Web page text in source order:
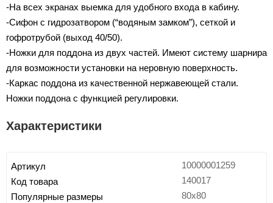
-На всех экранах выемка для удобного входа в кабину.
-Сифон с гидрозатвором (“водяным замком”), сеткой и
гофротрубой (выход 40/50).
-Ножки для поддона из двух частей. Имеют систему шарнира
для возможности установки на неровную поверхность.
-Каркас поддона из качественной нержавеющей стали.
Ножки поддона с функцией регулировки.
Характеристики
Артикул 10000001259
Код товара 140017
Популярные размеры 80x80